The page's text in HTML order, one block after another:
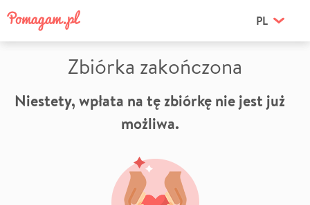
PL
Zbiórka zakończona
Niestety, wpłata na tę zbiórkę nie jest już
możliwa.